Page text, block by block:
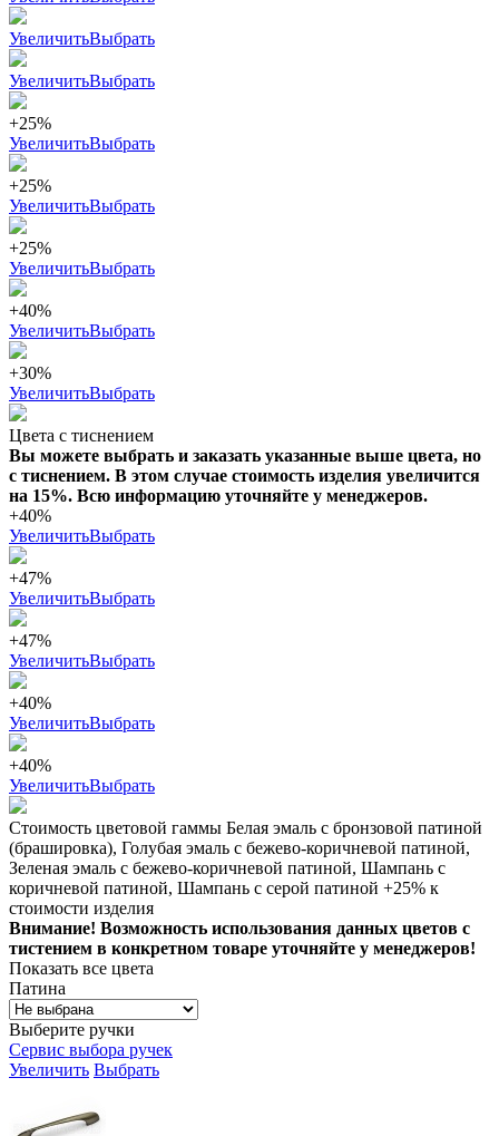
УвеличитьВыбрать
УвеличитьВыбрать
+25%
УвеличитьВыбрать
+25%
УвеличитьВыбрать
+25%
УвеличитьВыбрать
+40%
УвеличитьВыбрать
+30%
УвеличитьВыбрать
Цвета с тиснением
Вы можете выбрать и заказать указанные выше цвета, но
с тиснением. В этом случае стоимость изделия увеличится
на 15%. Всю информацию уточняйте у менеджеров.
+40%
УвеличитьВыбрать
+47%
УвеличитьВыбрать
+47%
УвеличитьВыбрать
+40%
УвеличитьВыбрать
+40%
УвеличитьВыбрать
Стоимость цветовой гаммы Белая эмаль с бронзовой патиной
(брашировка), Голубая эмаль с бежево-коричневой патиной,
Зеленая эмаль с бежево-коричневой патиной, Шампань с
коричневой патиной, Шампань с серой патиной +25% к
стоимости изделия
Внимание! Возможность использования данных цветов с
тистением в конкретном товаре уточняйте у менеджеров!
Показать все цвета
Патина
Выберите ручки
Сервис выбора ручек
Увеличить Выбрать